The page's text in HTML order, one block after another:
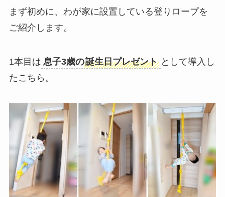
まず初めに、わが家に設置している登りロープを
ご紹介します。
1本目は 息子3歳の誕生日プレゼント として導入し
たこちら。